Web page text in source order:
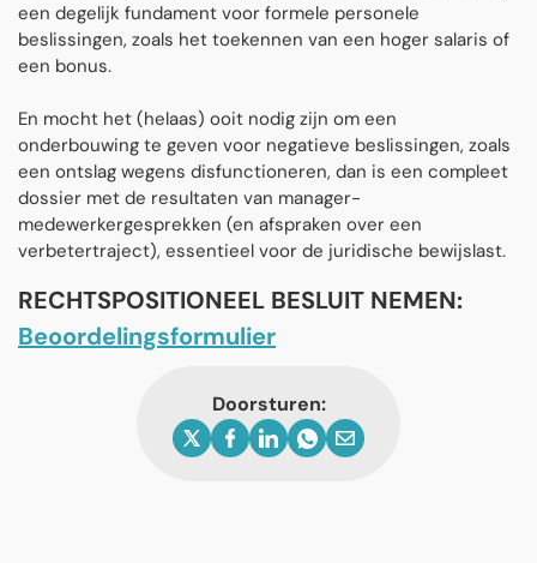
een degelijk fundament voor formele personele
beslissingen, zoals het toekennen van een hoger salaris of
een bonus.
En mocht het (helaas) ooit nodig zijn om een
onderbouwing te geven voor negatieve beslissingen, zoals
een ontslag wegens disfunctioneren, dan is een compleet
dossier met de resultaten van manager-
medewerkergesprekken (en afspraken over een
verbetertraject), essentieel voor de juridische bewijslast.
RECHTSPOSITIONEEL BESLUIT NEMEN:
Beoordelingsformulier
Doorsturen: